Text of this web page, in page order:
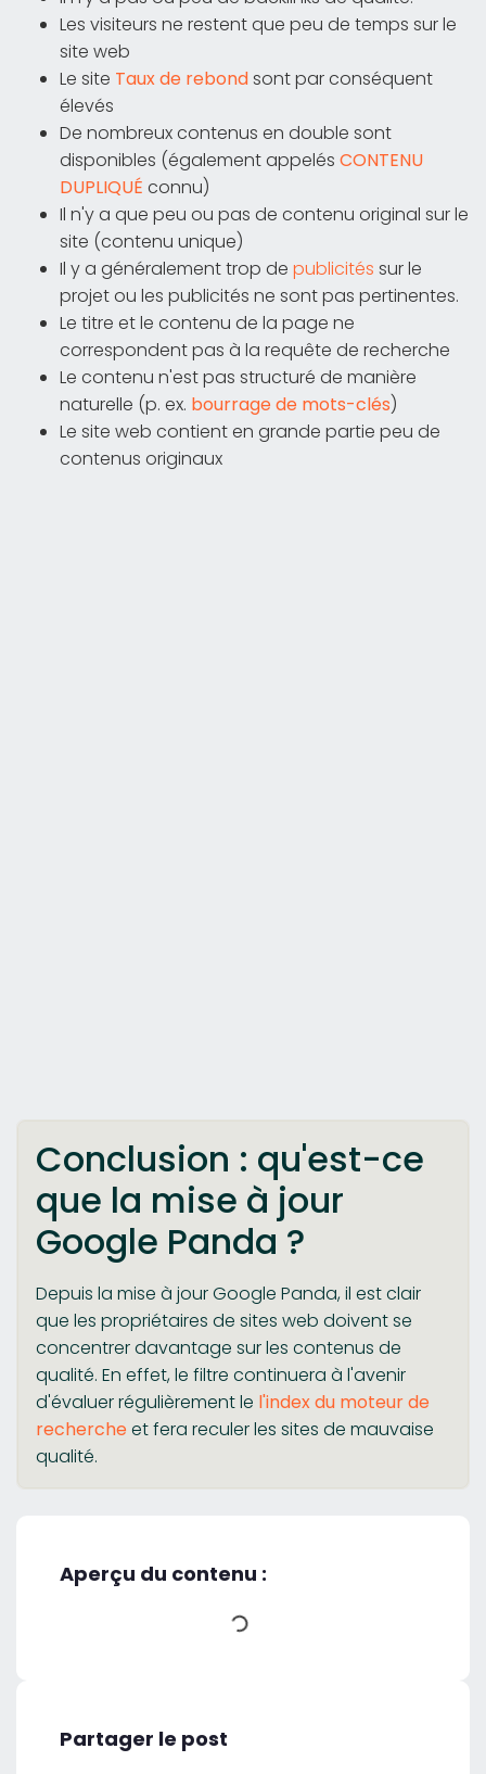
Les visiteurs ne restent que peu de temps sur le
site web
Le site Taux de rebondsont par conséquent
élevés
De nombreux contenus en double sont
disponibles (également appelés CONTENU
DUPLIQUÉ connu)
Il n'y a que peu ou pas de contenu original sur le
site (contenu unique)
Il y a généralement trop de publicités sur le
projet ou les publicités ne sont pas pertinentes.
Le titre et le contenu de la page ne
correspondent pas à la requête de recherche
Le contenu n'est pas structuré de manière
naturelle (p. ex. bourrage de mots-clés)
Le site web contient en grande partie peu de
contenus originaux
Conclusion : qu'est-ce
que la mise à jour
Google Panda ?
Depuis la mise à jour Google Panda, il est clair
que les propriétaires de sites web doivent se
concentrer davantage sur les contenus de
qualité. En effet, le filtre continuera à l'avenir
d'évaluer régulièrement le l'index du moteur de
recherche et fera reculer les sites de mauvaise
qualité.
Aperçu du contenu :
Partager le post